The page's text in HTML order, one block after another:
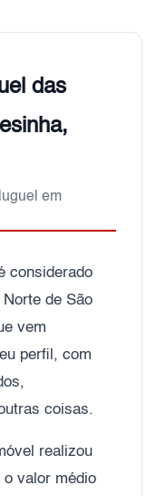
das
em
considerado
Norte de São
vem
perfil, com
coisas.
realizou
o valor médio